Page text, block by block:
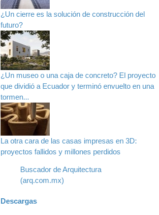
¿Un cierre es la solución de construcción del
futuro?
¿Un museo o una caja de concreto? El proyecto
que dividió a Ecuador y terminó envuelto en una
tormen...
La otra cara de las casas impresas en 3D:
proyectos fallidos y millones perdidos
Buscador de Arquitectura
(arq.com.mx)
Descargas